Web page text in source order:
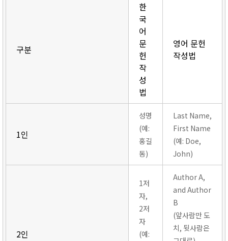
구분
한
국
어
문
헌
작
성
법
영어 문헌
작성법
1인
성명
(예:
홍길
동)
Last Name,
First Name
(예: Doe,
John)
2인
1저
자,
2저
자
(예:
Author A,
and Author
B
(앞사람만 도
치, 뒷사람은